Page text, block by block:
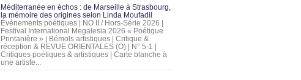
Méditerranée en échos : de Marseille à Strasbourg,
la mémoire des origines selon Linda Moufadil
Événements poétiques | NO II / Hors-Série 2026 |
Festival International Megalesia 2026 « Poétique
Printanière » | Bémols artistiques | Critique &
réception & REVUE ORIENTALES (O) | N° 5-1 |
Critiques poétiques & artistiques | Carte blanche à
une artiste...